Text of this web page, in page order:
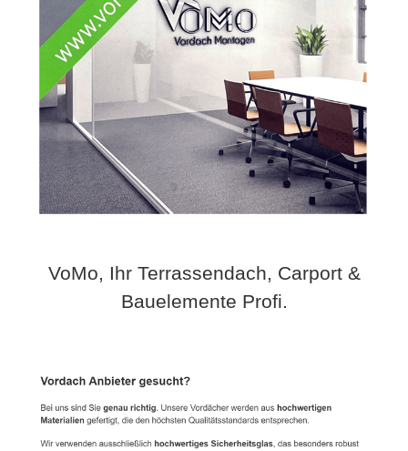
VoMo, Ihr Terrassendach, Carport &
Bauelemente Profi.